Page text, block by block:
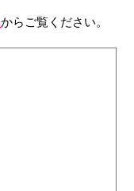
からご覧ください。